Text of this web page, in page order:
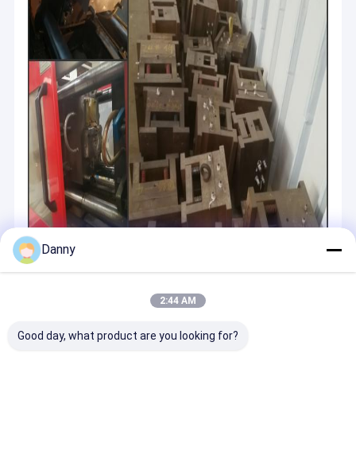
Danny
2:44 AM
Good day, what product are you looking for?